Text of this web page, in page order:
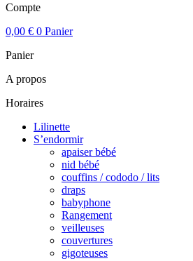
Compte
0,00 € 0 Panier
Panier
A propos
Horaires
Lilinette
S’endormir
apaiser bébé
nid bébé
couffins / cododo / lits
draps
babyphone
Rangement
veilleuses
couvertures
gigoteuses